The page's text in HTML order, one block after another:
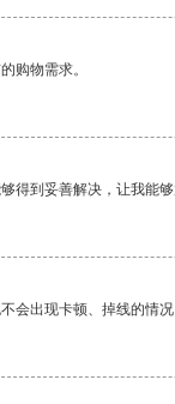
购物需求。
得到妥善解决，让我能
会出现卡顿、掉线的情